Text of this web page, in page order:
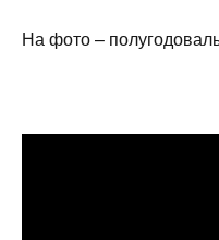
На фото –